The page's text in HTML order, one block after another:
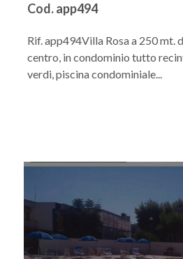
Cod. app494
Rif. app494Villa Rosa a 250 mt.
centro, in condominio tutto
verdi, piscina condominiale...